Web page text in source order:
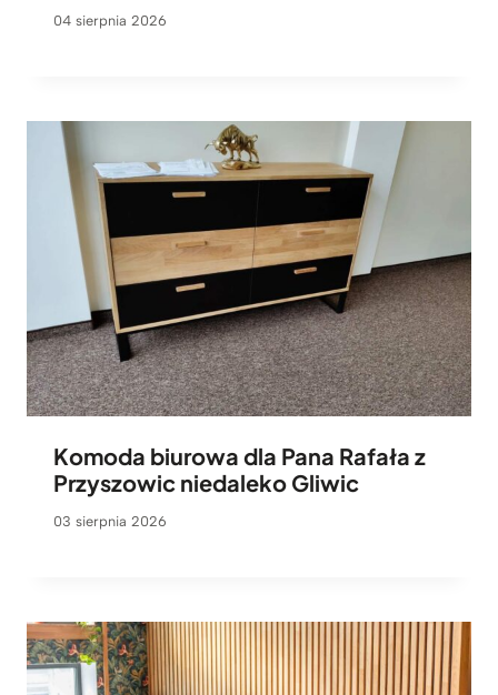
04 sierpnia 2026
Komoda biurowa dla Pana Rafała z
Przyszowic niedaleko Gliwic
03 sierpnia 2026